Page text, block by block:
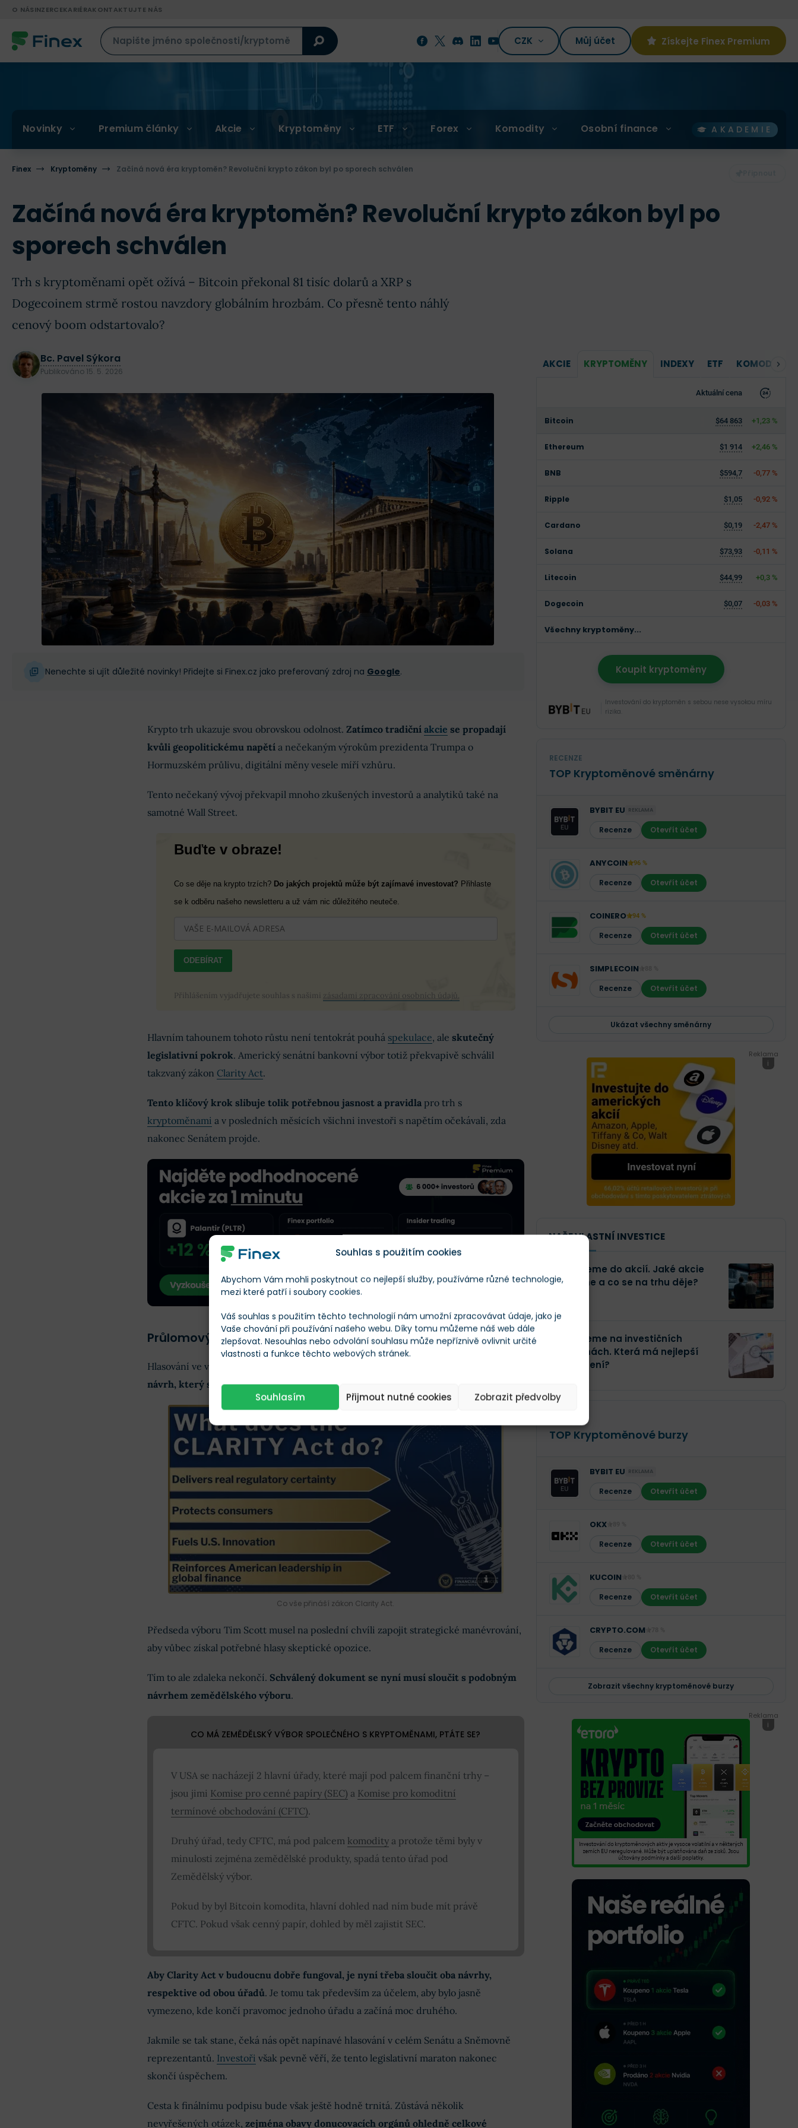
Souhlas s použitím cookies
Abychom Vám mohli poskytnout co nejlepší služby, používáme různé technologie,
mezi které patří i soubory cookies.
Váš souhlas s použitím těchto technologií nám umožní zpracovávat údaje, jako je
Vaše chování při používání našeho webu. Díky tomu můžeme náš web dále
zlepšovat. Nesouhlas nebo odvolání souhlasu může nepříznivě ovlivnit určité
vlastnosti a funkce těchto webových stránek.
Souhlasím Přijmout nutné cookies Zobrazit předvolby
O NÁSINZERCEKARIÉRAKONTAKTUJTE NÁS
CZK Můj účet Získejte Finex Premium
Novinky Premium články Akcie Kryptoměny ETF Forex Komodity Osobní finance AKADEMIE
Finex Kryptoměny Začíná nová éra kryptoměn? Revoluční krypto zákon byl po sporech schválen
Začíná nová éra kryptoměn? Revoluční krypto zákon byl po
sporech schválen
Trh s kryptoměnami opět ožívá – Bitcoin překonal 81 tisíc dolarů a XRP s
Dogecoinem strmě rostou navzdory globálním hrozbám. Co přesně tento náhlý
cenový boom odstartovalo?
Bc. Pavel Sýkora
Publikováno 15. 5. 2026
Nenechte si ujít důležité novinky! Přidejte si Finex.cz jako preferovaný zdroj na Google.
Krypto trh ukazuje svou obrovskou odolnost. Zatímco tradiční akcie se propadají
kvůli geopolitickému napětía nečekaným výrokům prezidenta Trumpa o
Hormuzském průlivu, digitální měny vesele míří vzhůru.
Tento nečekaný vývoj překvapil mnoho zkušených investorů a analytiků také na
samotné Wall Street.
Buďte v obraze!
Co se děje na krypto trzích? Do jakých projektů může být zajímavé investovat? Přihlaste
se k odběru našeho newsletteru a už vám nic důležitého neuteče.
ODEBÍRAT
Přihlášením vyjadřujete souhlas s našimi zásadami zpracování osobních údajů.
Hlavním tahounem tohoto růstu není tentokrát pouhá spekulace, ale skutečný
legislativní pokrok. Americký senátní bankovní výbor totiž překvapivě schválil
takzvaný zákon Clarity Act.
Tento klíčový krok slibuje tolik potřebnou jasnost a pravidlapro trh s
kryptoměnami a v posledních měsících všichni investoři s napětím očekávali, zda
nakonec Senátem projde.
Průlomový zákon mění pravidla hry
Hlasování ve výboru skončilo vzácnou shodou.
návrh, který spojil demokraty i republikány
Co vše přináší zákon Clarity Act.
Předseda výboru Tim Scott musel na poslední chvíli zapojit strategické manévrování,
aby vůbec získal potřebné hlasy skeptické opozice.
Tím to ale zdaleka nekončí. Schválený dokument se nyní musí sloučit s podobným
návrhem zemědělského výboru.
CO MÁ ZEMĚDĚLSKÝ VÝBOR SPOLEČNÉHO S KRYPTOMĚNAMI, PTÁTE SE?
V USA se nacházejí 2 hlavní úřady, které mají pod palcem finanční trhy –
jsou jimi Komise pro cenné papíry (SEC) a Komise pro komoditní
termínové obchodování (CFTC).
Druhý úřad, tedy CFTC, má pod palcem komoditya protože těmi byly v
minulosti zejména zemědělské produkty, spadá tento úřad pod
Zemědělský výbor.
Pokud by byl Bitcoin komodita, hlavní dohled nad ním bude mít právě
CFTC. Pokud však cenný papír, dohled by měl zajistit SEC.
Aby Clarity Act v budoucnu dobře fungoval, je nyní třeba sloučit oba návrhy,
respektive od obou úřadů. Je tomu tak především za účelem, aby bylo jasně
vymezeno, kde končí pravomoc jednoho úřadu a začíná moc druhého.
Jakmile se tak stane, čeká nás opět napínavé hlasování v celém Senátu a Sněmovně
reprezentantů. Investoři však pevně věří, že tento legislativní maraton nakonec
skončí úspěchem.
Cesta k finálnímu podpisu bude však ještě hodně trnitá. Zůstává několik
nevyřešených otázek, zejména obavy donucovacích orgánů ohledně celkové
AKCIE KRYPTOMĚNY INDEXY ETF KOMODITY
Aktuální cena
Bitcoin $64 863 +1,23 %
Ethereum $1 914 +2,46 %
BNB $594,7 -0,77 %
Ripple $1,05 -0,92 %
Cardano $0,19 -2,47 %
Solana $73,93 -0,11 %
Litecoin $44,99 +0,3 %
Dogecoin $0,07 -0,03 %
Všechny kryptoměny...
Koupit kryptoměny
Investování do kryptoměn s sebou nese vysokou míru
rizika.
RECENZE
TOP Kryptoměnové směnárny
BYBIT EU REKLAMA
Recenze Otevřít účet
ANYCOIN 96 %
Recenze Otevřít účet
COINERO 94 %
Recenze Otevřít účet
SIMPLECOIN
Recenze Otevřít účet
Ukázat všechny směnárny
Reklama
i
NAŠE VLASTNÍ INVESTICE
Investujeme do akcií. Jaké akcie
kupujeme a co se na trhu děje?
Investujeme na investičních
platformách. Která má nejlepší
zhodnocení?
TOP Kryptoměnové burzy
BYBIT EU REKLAMA
Recenze Otevřít účet
OKX
Recenze Otevřít účet
KUCOIN
Recenze Otevřít účet
CRYPTO.COM
Recenze Otevřít účet
Zobrazit všechny kryptoměnové burzy
Reklama
i